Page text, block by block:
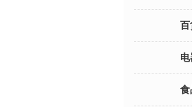
百
食